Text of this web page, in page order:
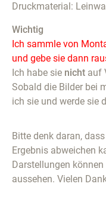
Druckmaterial:
Wichtig
Ich sammle von
und gebe sie dann
Ich habe sie nicht auf
Sobald die Bilder bei
ich sie und werde sie
Bitte denk daran,
Ergebnis abweichen
Darstellungen
aussehen. Vielen